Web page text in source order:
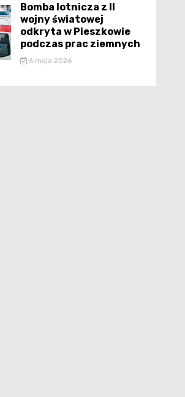
Bomba lotnicza z II
wojny światowej
odkryta w Pieszkowie
podczas prac ziemnych
6 maja 2026